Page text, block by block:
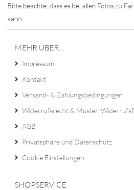
Bitte beachte, dass es bei allen Fotos zu
kann.
MEHR ÜBER...
Impressum
Kontakt
Versand- & Zahlungsbedingungen
Widerrufsrecht & Muster-
AGB
Privatsphäre und Datenschutz
Cookie Einstellungen
SHOPSERVICE